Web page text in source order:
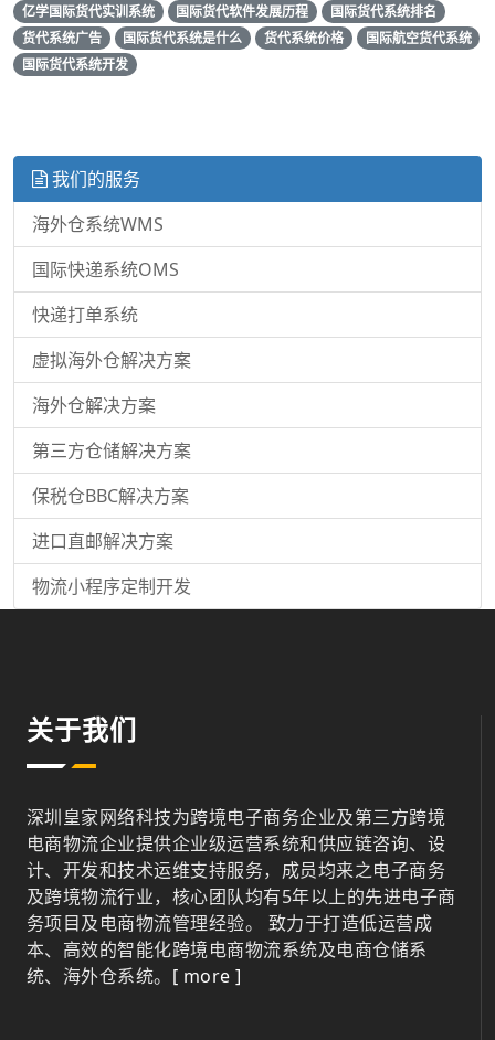
亿学国际货代实训系统
国际货代软件发展历程
国际货代系统排名
货代系统广告
国际货代系统是什么 货代系统价格
国际航空货代系统
国际货代系统开发
我们的服务
海外仓系统WMS
国际快递系统OMS
快递打单系统
虚拟海外仓解决方案
海外仓解决方案
第三方仓储解决方案
保税仓BBC解决方案
进口直邮解决方案
物流小程序定制开发
关于我们
深圳皇家网络科技为跨境电子商务企业及第三方跨境
电商物流企业提供企业级运营系统和供应链咨询、设
计、开发和技术运维支持服务，成员均来之电子商务
及跨境物流行业，核心团队均有5年以上的先进电子商
务项目及电商物流管理经验。 致力于打造低运营成
本、高效的智能化跨境电商物流系统及电商仓储系
统、海外仓系统。 [ more ]